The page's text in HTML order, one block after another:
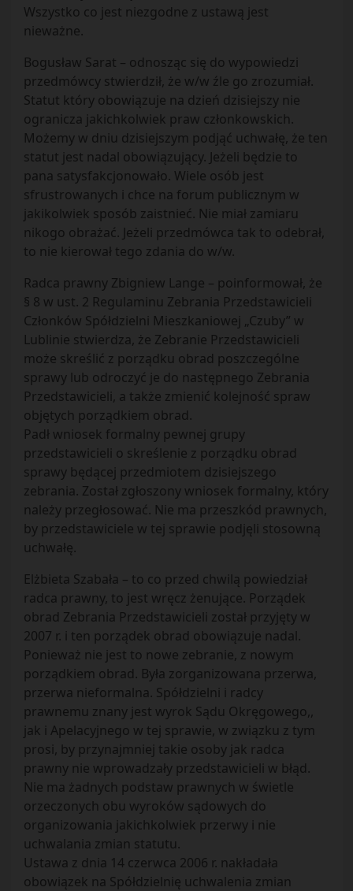
Wszystko co jest niezgodne z ustawą jest
nieważne.
Bogusław Sarat – odnosząc się do wypowiedzi
przedmówcy stwierdził, że w/w źle go zrozumiał.
Statut który obowiązuje na dzień dzisiejszy nie
ogranicza jakichkolwiek praw członkowskich.
Możemy w dniu dzisiejszym podjąć uchwałę, że ten
statut jest nadal obowiązujący. Jeżeli będzie to
pana satysfakcjonowało. Wiele osób jest
sfrustrowanych i chce na forum publicznym w
jakikolwiek sposób zaistnieć. Nie miał zamiaru
nikogo obrażać. Jeżeli przedmówca tak to odebrał,
to nie kierował tego zdania do w/w.
Radca prawny Zbigniew Lange – poinformował, że
§ 8 w ust. 2 Regulaminu Zebrania Przedstawicieli
Członków Spółdzielni Mieszkaniowej „Czuby” w
Lublinie stwierdza, że Zebranie Przedstawicieli
może skreślić z porządku obrad poszczególne
sprawy lub odroczyć je do następnego Zebrania
Przedstawicieli, a także zmienić kolejność spraw
objętych porządkiem obrad.
Padł wniosek formalny pewnej grupy
przedstawicieli o skreślenie z porządku obrad
sprawy będącej przedmiotem dzisiejszego
zebrania. Został zgłoszony wniosek formalny, który
należy przegłosować. Nie ma przeszkód prawnych,
by przedstawiciele w tej sprawie podjęli stosowną
uchwałę.
Elżbieta Szabała – to co przed chwilą powiedział
radca prawny, to jest wręcz żenujące. Porządek
obrad Zebrania Przedstawicieli został przyjęty w
2007 r. i ten porządek obrad obowiązuje nadal.
Ponieważ nie jest to nowe zebranie, z nowym
porządkiem obrad. Była zorganizowana przerwa,
przerwa nieformalna. Spółdzielni i radcy
prawnemu znany jest wyrok Sądu Okręgowego,,
jak i Apelacyjnego w tej sprawie, w związku z tym
prosi, by przynajmniej takie osoby jak radca
prawny nie wprowadzały przedstawicieli w błąd.
Nie ma żadnych podstaw prawnych w świetle
orzeczonych obu wyroków sądowych do
organizowania jakichkolwiek przerwy i nie
uchwalania zmian statutu.
Ustawa z dnia 14 czerwca 2006 r. nakładała
obowiązek na Spółdzielnię uchwalenia zmian